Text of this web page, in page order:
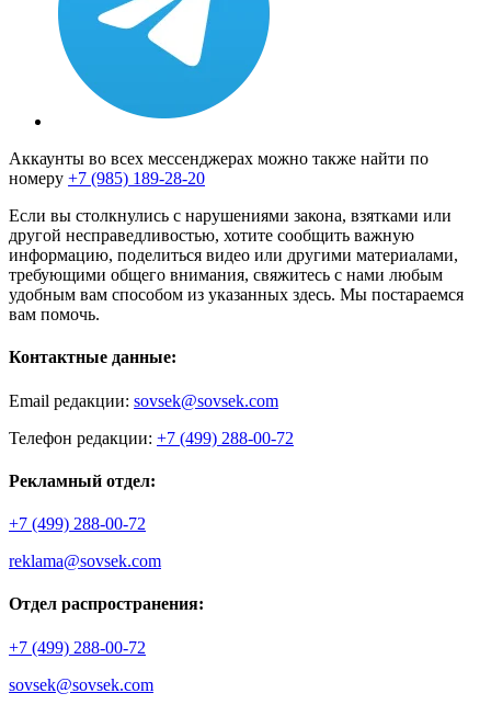
Аккаунты во всех мессенджерах можно также найти по
номеру +7 (985) 189-28-20
Если вы столкнулись с нарушениями закона, взятками или
другой несправедливостью, хотите сообщить важную
информацию, поделиться видео или другими материалами,
требующими общего внимания, свяжитесь с нами любым
удобным вам способом из указанных здесь. Мы постараемся
вам помочь.
Контактные данные:
Email редакции: sovsek@sovsek.com
Телефон редакции: +7 (499) 288-00-72
Рекламный отдел:
+7 (499) 288-00-72
reklama@sovsek.com
Отдел распространения:
+7 (499) 288-00-72
sovsek@sovsek.com